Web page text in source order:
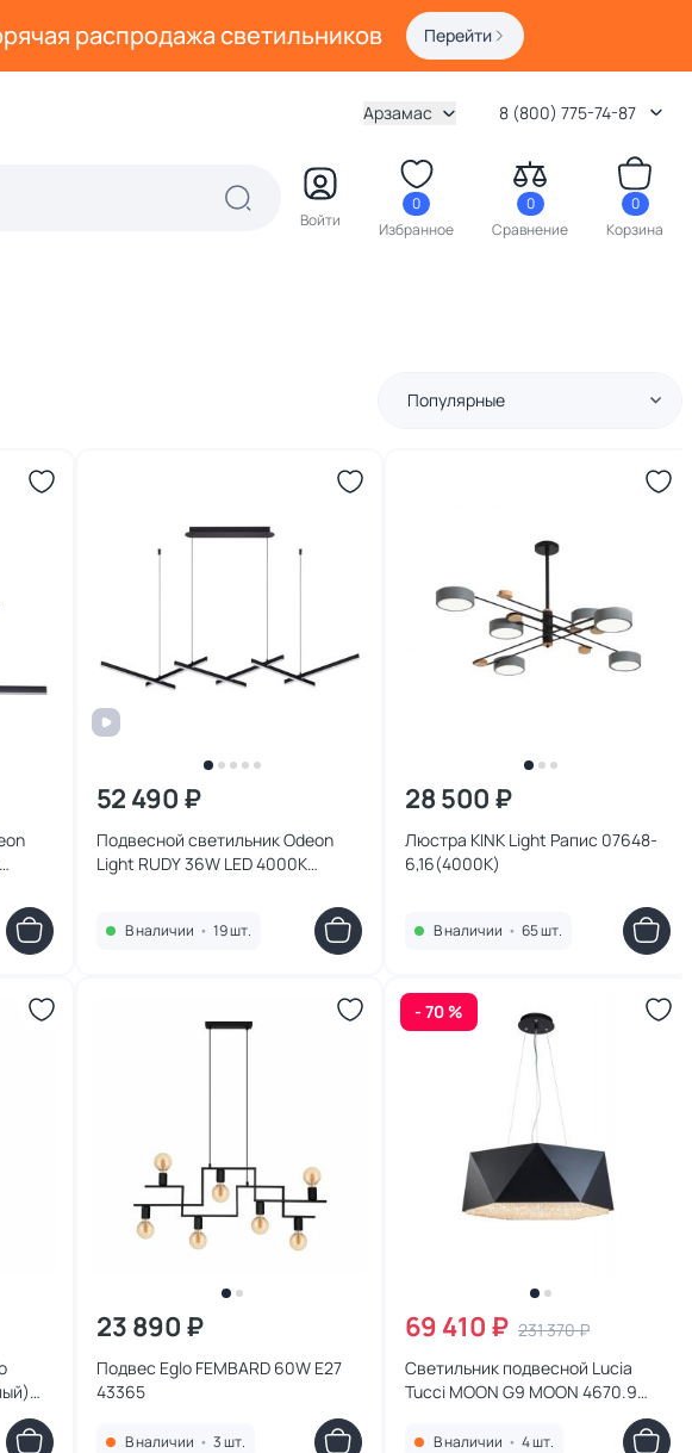
распродажа светильников Перейти
Арзамас 8 (800) 775-74-87
Войти
0
Избранное
0
Сравнение
0
Корзина
Популярные
52 490 ₽
Подвесной светильник Odeon
Light RUDY 36W LED 4000К
В наличии • 19 шт.
28 500 ₽
Люстра KINK Light Рапис 07648-
6,16(4000K)
В наличии • 65 шт.
23 890 ₽
Подвес Eglo FEMBARD 60W E27
43365
В наличии • 3 шт.
- 70 %
69 410 ₽ 231 370 ₽
Светильник подвесной Lucia
Tucci MOON G9 MOON 4670.9
В наличии • 4 шт.